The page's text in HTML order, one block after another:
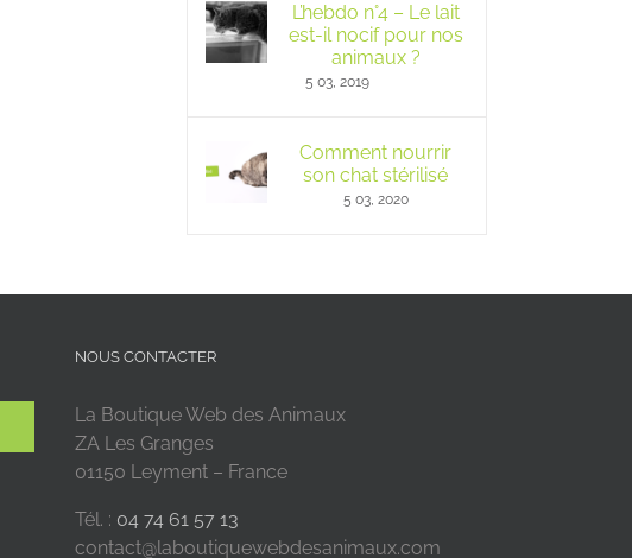
L’hebdo n°4 – Le lait
est-il nocif pour nos
animaux ?
5 03, 2019
Comment nourrir
son chat stérilisé
5 03, 2020
NOUS CONTACTER
La Boutique Web des Animaux
ZA Les Granges
01150 Leyment – France
Tél. : 04 74 61 57 13
contact@laboutiquewebdesanimaux.com